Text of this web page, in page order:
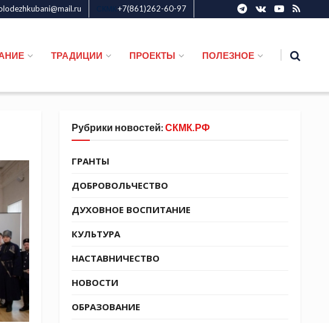
+7(861)262-60-97
ТРАДИЦИИ ПРОЕКТЫ ПОЛЕЗНОЕ
Рубрики новостей:СКМК.РФ
ГРАНТЫ
ДОБРОВОЛЬЧЕСТВО
ДУХОВНОЕ ВОСПИТАНИЕ
КУЛЬТУРА
НАСТАВНИЧЕСТВО
НОВОСТИ
ОБРАЗОВАНИЕ